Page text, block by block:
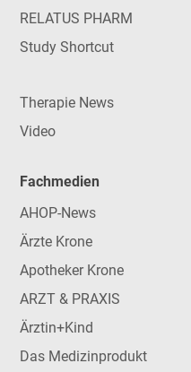
RELATUS PHARM
Study Shortcut
Therapie News
Video
Fachmedien
AHOP-News
Ärzte Krone
Apotheker Krone
ARZT & PRAXIS
Ärztin+Kind
Das Medizinprodukt